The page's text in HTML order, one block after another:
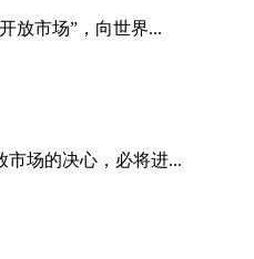
放市场”，向世界...
场的决心，必将进...